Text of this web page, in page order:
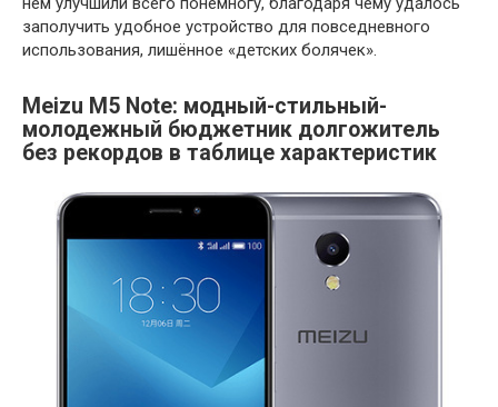
заполучить удобное устройство для повседневного
использования, лишённое «детских болячек».
Meizu M5 Note: модный-стильный-
молодежный бюджетник долгожитель
без рекордов в таблице характеристик